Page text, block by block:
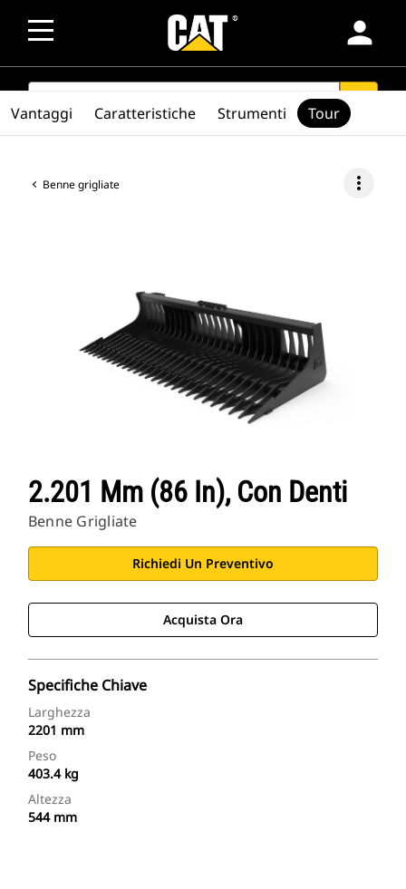
person
SEARCH search
Benne grigliate more_vert
2.201 Mm (86 In), Con Denti
Benne Grigliate
Richiedi Un Preventivo
Acquista Ora
Specifiche Chiave
Larghezza
2201 mm
Peso
403.4 kg
Altezza
544 mm
Vantaggi Caratteristiche Strumenti Tour